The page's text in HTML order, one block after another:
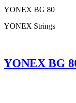
YONEX BG 80
YONEX Strings
YONEX BG